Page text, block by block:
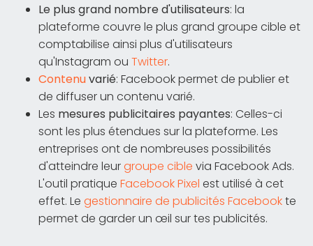
Le plus grand nombre d'utilisateurs: la
plateforme couvre le plus grand groupe cible et
comptabilise ainsi plus d'utilisateurs
qu'Instagram ou Twitter.
Contenuvarié: Facebook permet de publier et
de diffuser un contenu varié.
Les mesures publicitaires payantes: Celles-ci
sont les plus étendues sur la plateforme. Les
entreprises ont de nombreuses possibilités
d'atteindre leurgroupe cible via Facebook Ads.
L'outil pratique Facebook Pixel est utilisé à cet
effet. Le gestionnaire de publicités Facebookte
permet de garder un œil sur tes publicités.